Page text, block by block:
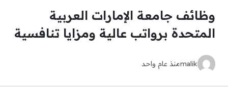
وظائف جامعة الإمارات العربية
المتحدة برواتب عالية ومزايا تنافسية
malikمنذ عام واحد